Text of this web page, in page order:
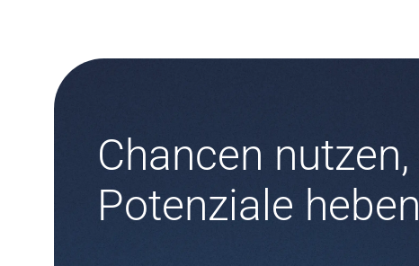
Chancen nutzen,
Potenziale heben